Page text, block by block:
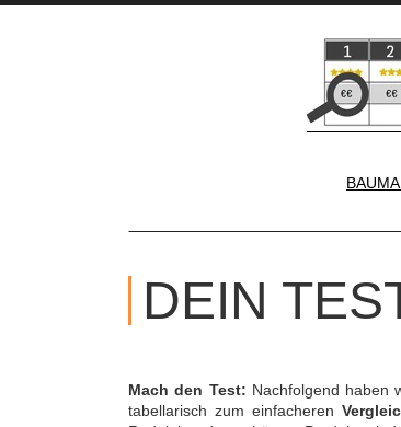
DEIN
Mach den Test: Nachfolgend haben
tabellarisch zum einfacheren